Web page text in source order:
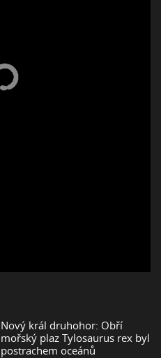
Nový král druhohor: Obří
mořský plaz Tylosaurus rex byl
postrachem oceánů